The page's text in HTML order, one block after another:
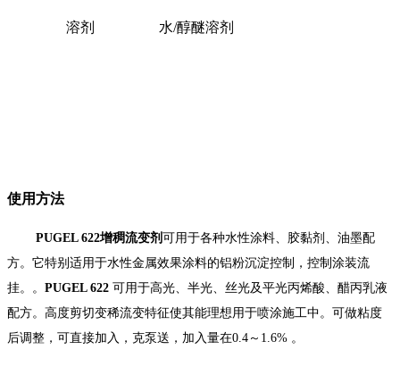
溶剂 水/醇醚溶剂
使用方法
PUGEL 622增稠流变剂 可用于各种水性涂料、胶黏剂、油墨配
方。它特别适用于水性金属效果涂料的铝粉沉淀控制，控制涂装流
挂。。 PUGEL 622 可用于高光、半光、丝光及平光丙烯酸、醋丙乳液
配方。高度剪切变稀流变特征使其能理想用于喷涂施工中。可做粘度
后调整，可直接加入，克泵送，加入量在0.4～1.6% 。